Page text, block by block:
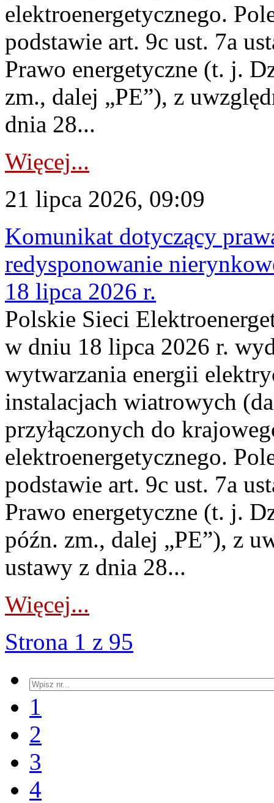
elektroenergetycznego.
podstawie art. 9c ust. 7a
Prawo energetyczne (t. j.
zm., dalej „PE”), z
dnia 28...
Więcej...
21 lipca 2026, 09:09
Komunikat dotyczący
redysponowanie
18 lipca 2026 r.
Polskie Sieci
w dniu 18 lipca 2026 r.
wytwarzania energii
instalacjach wiatrowych
przyłączonych do
elektroenergetycznego.
podstawie art. 9c ust. 7a
Prawo energetyczne (t. j.
późn. zm., dalej „PE”), z
ustawy z dnia 28...
Więcej...
Strona 1 z 95
1
2
3
4